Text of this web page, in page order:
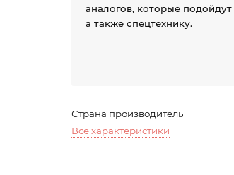
аналогов, которые
а также спецтехнику.
Страна производитель
Все характеристики